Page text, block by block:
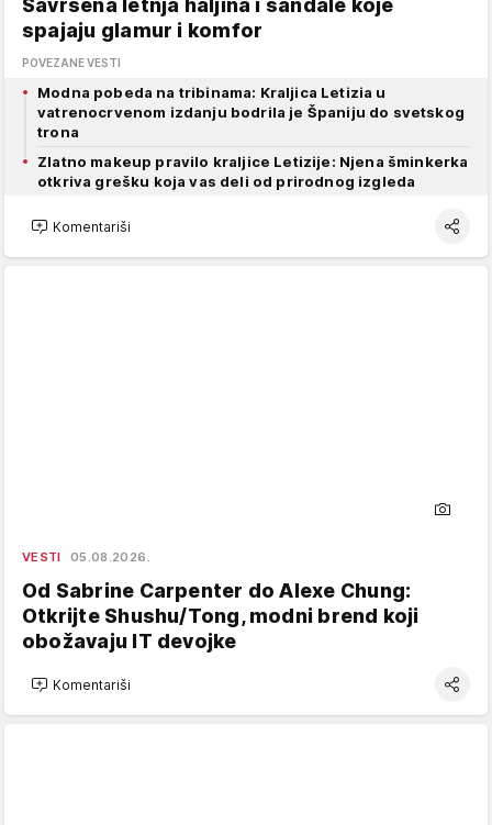
Savršena letnja haljina i sandale koje
spajaju glamur i komfor
POVEZANE VESTI
Modna pobeda na tribinama: Kraljica Letizia u
vatrenocrvenom izdanju bodrila je Španiju do svetskog
trona
Zlatno makeup pravilo kraljice Letizije: Njena šminkerka
otkriva grešku koja vas deli od prirodnog izgleda
Komentariši
VESTI 05.08.2026.
Od Sabrine Carpenter do Alexe Chung:
Otkrijte Shushu/Tong, modni brend koji
obožavaju IT devojke
Komentariši